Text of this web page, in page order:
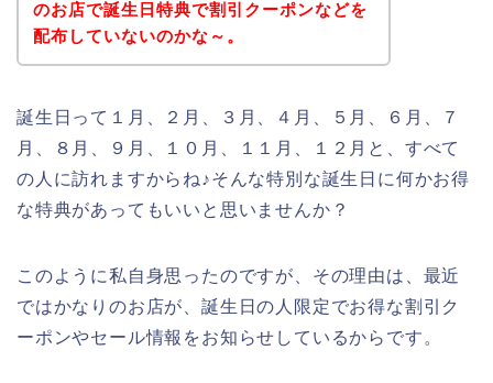
のお店で誕生日特典で割引クーポンなどを
配布していないのかな～。
誕生日って１月、２月、３月、４月、５月、６月、７
月、８月、９月、１０月、１１月、１２月と、すべて
の人に訪れますからね♪そんな特別な誕生日に何かお得
な特典があってもいいと思いませんか？
このように私自身思ったのですが、その理由は、最近
ではかなりのお店が、誕生日の人限定でお得な割引ク
ーポンやセール情報をお知らせしているからです。